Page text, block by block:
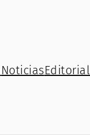
NoticiasEditorial